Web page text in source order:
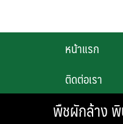
หน้าแรก
ติดต่อเรา
พืชผักล้าง